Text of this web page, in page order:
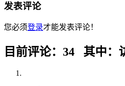
发表评论
您必须登录才能发表评论！
目前评论：34 其中